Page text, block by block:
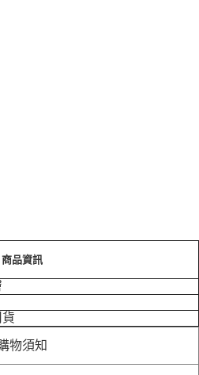
商品資訊
物須知